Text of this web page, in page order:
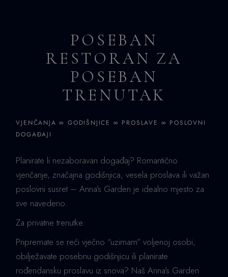
POSEBAN
RESTORAN ZA
POSEBAN
TRENUTAK
VJENČANJA ∞ GODIŠNJICE ∞ PROSLAVE ∞ POSLOVNI
DOGAĐAJI
Planirate li nezaboravan događaj? Romantično
vjenčanje, značajna godišnjica, vesela proslava ili važan
poslovni susret – Anna’s Garden je idealno mjesto za
sve navedeno.
Za privatne trenutke:
Pripremate se reći vječno “uzimam” voljenoj osobi,
obilježavate posebnu godišnjicu ili planirate
rođendansku proslavu iz snova? Naš Anna’s Garden